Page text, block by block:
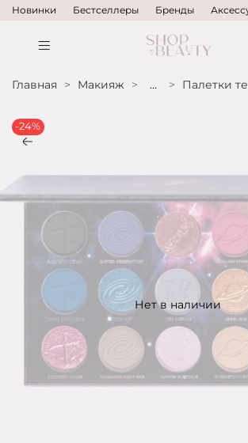
Новинки Бестселлеры Бренды
Главная Макияж ... Палетки
Нет в наличии
-24%